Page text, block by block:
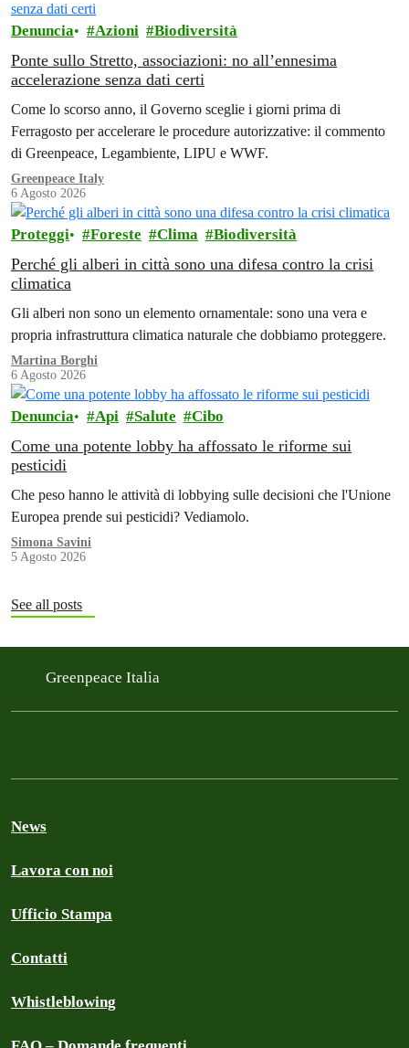
Denuncia Azioni Biodiversità
Ponte sullo Stretto, associazioni: no all’ennesima
accelerazione senza dati certi
Come lo scorso anno, il Governo sceglie i giorni prima di
Ferragosto per accelerare le procedure autorizzative: il commento
di Greenpeace, Legambiente, LIPU e WWF.
Greenpeace Italy
6 Agosto 2026
Proteggi Foreste Clima Biodiversità
Perché gli alberi in città sono una difesa contro la crisi
climatica
Gli alberi non sono un elemento ornamentale: sono una vera e
propria infrastruttura climatica naturale che dobbiamo proteggere.
Martina Borghi
6 Agosto 2026
Denuncia Api Salute Cibo
Come una potente lobby ha affossato le riforme sui
pesticidi
Che peso hanno le attività di lobbying sulle decisioni che l'Unione
Europea prende sui pesticidi? Vediamolo.
Simona Savini
5 Agosto 2026
See all posts
Greenpeace Italia
News
Lavora con noi
Ufficio Stampa
Contatti
Whistleblowing